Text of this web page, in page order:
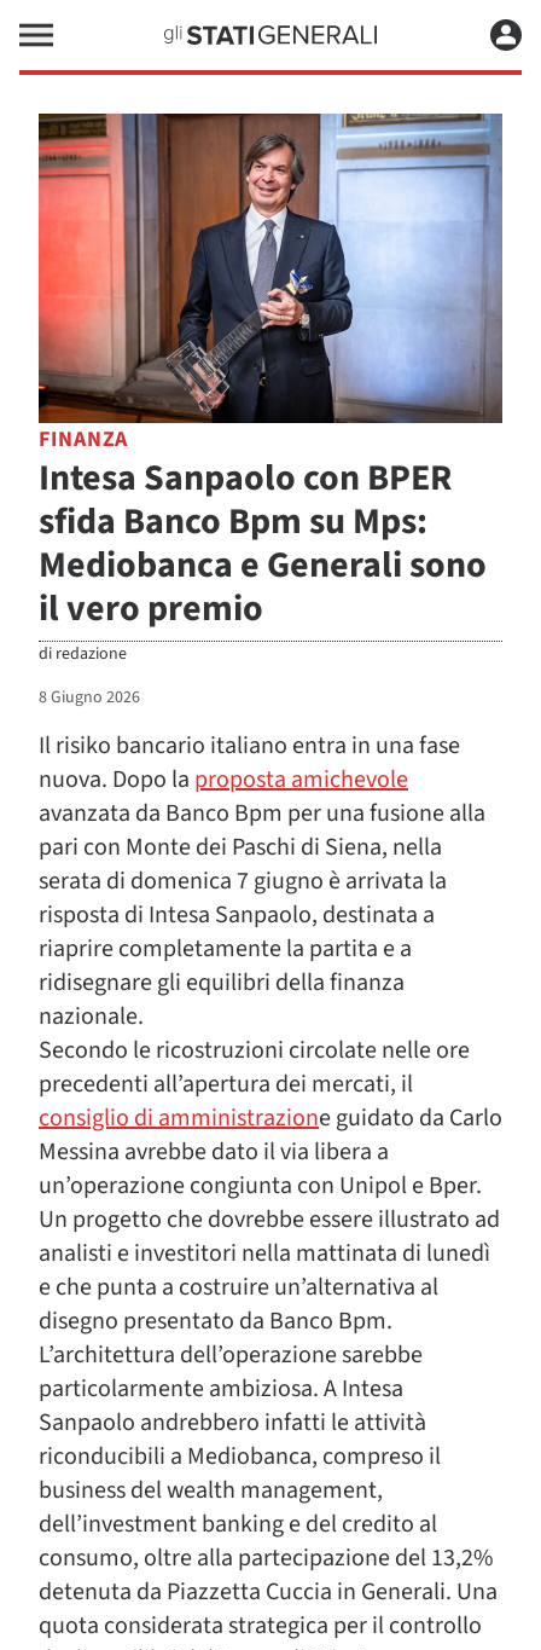
FINANZA
Intesa Sanpaolo con BPER
sfida Banco Bpm su Mps:
Mediobanca e Generali sono
il vero premio
di redazione
8 Giugno 2026
Il risiko bancario italiano entra in una fase
nuova. Dopo la proposta amichevole
avanzata da Banco Bpm per una fusione alla
pari con Monte dei Paschi di Siena, nella
serata di domenica 7 giugno è arrivata la
risposta di Intesa Sanpaolo, destinata a
riaprire completamente la partita e a
ridisegnare gli equilibri della finanza
nazionale.
Secondo le ricostruzioni circolate nelle ore
precedenti all’apertura dei mercati, il
consiglio di amministrazione guidato da Carlo
Messina avrebbe dato il via libera a
un’operazione congiunta con Unipol e Bper.
Un progetto che dovrebbe essere illustrato ad
analisti e investitori nella mattinata di lunedì
e che punta a costruire un’alternativa al
disegno presentato da Banco Bpm.
L’architettura dell’operazione sarebbe
particolarmente ambiziosa. A Intesa
Sanpaolo andrebbero infatti le attività
riconducibili a Mediobanca, compreso il
business del wealth management,
dell’investment banking e del credito al
consumo, oltre alla partecipazione del 13,2%
detenuta da Piazzetta Cuccia in Generali. Una
quota considerata strategica per il controllo